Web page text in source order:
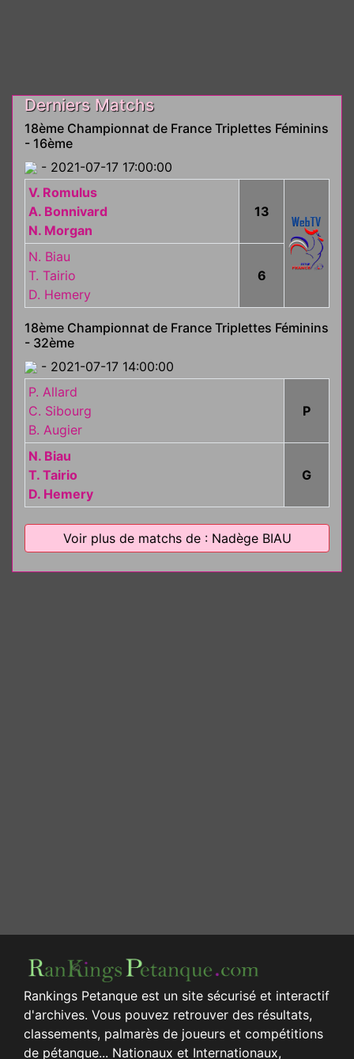
Derniers Matchs
18ème Championnat de France Triplettes Féminins
- 16ème
- 2021-07-17 17:00:00
V. Romulus
A. Bonnivard
N. Morgan
13
N. Biau
T. Tairio
D. Hemery
6
18ème Championnat de France Triplettes Féminins
- 32ème
- 2021-07-17 14:00:00
P. Allard
C. Sibourg
B. Augier
P
N. Biau
T. Tairio
D. Hemery
G
Voir plus de matchs de : Nadège BIAU
Rankings Petanque est un site sécurisé et interactif
d'archives. Vous pouvez retrouver des résultats,
classements, palmarès de joueurs et compétitions
de pétanque... Nationaux et Internationaux,